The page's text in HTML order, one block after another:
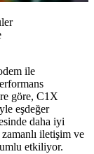
ile
göre, C1X
eşdeğer
daha iyi
iletişim ve
etkiliyor.